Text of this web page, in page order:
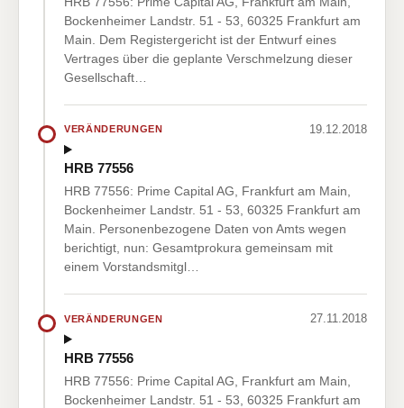
Bockenheimer Landstr. 51 - 53, 60325 Frankfurt am
Main. Dem Registergericht ist der Entwurf eines
Vertrages über die geplante Verschmelzung dieser
Gesellschaft…
VERÄNDERUNGEN 19.12.2018
HRB 77556
HRB 77556: Prime Capital AG, Frankfurt am Main,
Bockenheimer Landstr. 51 - 53, 60325 Frankfurt am
Main. Personenbezogene Daten von Amts wegen
berichtigt, nun: Gesamtprokura gemeinsam mit
einem Vorstandsmitgl…
VERÄNDERUNGEN 27.11.2018
HRB 77556
HRB 77556: Prime Capital AG, Frankfurt am Main,
Bockenheimer Landstr. 51 - 53, 60325 Frankfurt am